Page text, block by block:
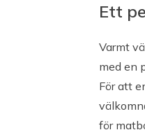
TV:
Balkong
Ett
Varmt
med en
För att
för